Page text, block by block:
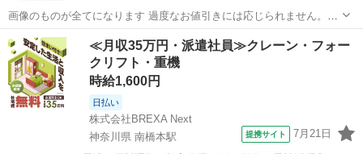
画像のものが全てになります 過度なお値引きには応じられません。
lovicool 自転車 フレームバッグ ☆プロフィール必読 ☆自己紹介欄空
欄・定型文そのまま不可 ☆近隣の方限定・遠方の方不可 ☆希望の日時
記載ください...
埼玉 上尾市 北上尾駅 自転車 フレーム
≪月収35万円・派遣社員≫クレーン・フォー
クリフト・重機
時給1,600円
日払い
株式会社BREXA Next
神奈川県 南橋本駅
提携サイト 7月21日